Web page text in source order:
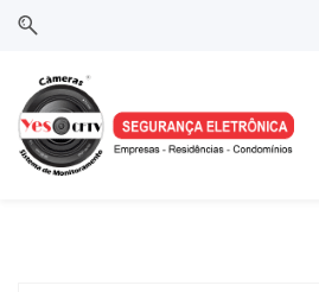
Skip
search
Skip
main
content